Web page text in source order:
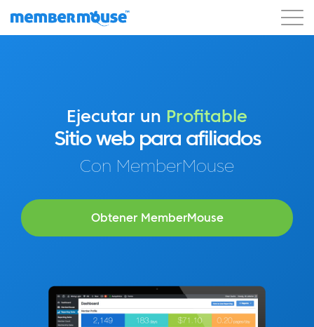
Ejecutar un Profitable
Sitio web para afiliados
Con MemberMouse
Obtener MemberMouse